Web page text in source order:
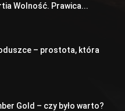
Wolność. Prawica...
– prostota, która
Gold – czy było warto?